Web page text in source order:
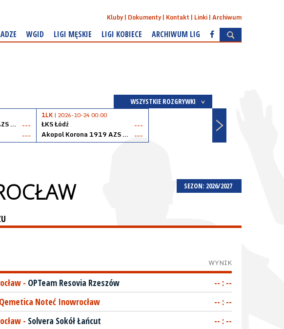
Kluby Dokumenty Kontakt Linki Archiwum
WGID LIGI MĘSKIE LIGI KOBIECE ARCHIWUM LIG
WSZYSTKIE ROZGRYWKI
Akopol Korona 1919 AZS PK Kraków
---
---
1LK | 2026-10-24 00:00
ŁKS Łódź
---
Akopol Korona 1919 AZS PK Kraków
---
SEZON: 2026/2027
WYNIK
- OPTeam Resovia Rzeszów -- : --
Qemetica Noteć Inowrocław -- : --
- Solvera Sokół Łańcut -- : --